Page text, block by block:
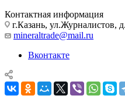
Контактная информация
г.Казань, ул.Журналистов,
mineraltrade@mail.ru
Вконтакте